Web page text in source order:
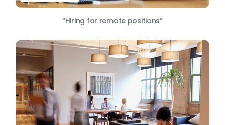
“Hiring for remote positions”